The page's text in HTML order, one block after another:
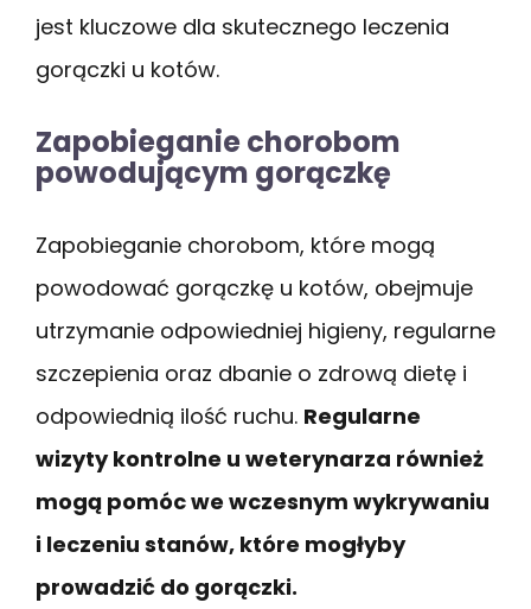
jest kluczowe dla skutecznego leczenia
gorączki u kotów.
Zapobieganie chorobom
powodującym gorączkę
Zapobieganie chorobom, które mogą
powodować gorączkę u kotów, obejmuje
utrzymanie odpowiedniej higieny, regularne
szczepienia oraz dbanie o zdrową dietę i
odpowiednią ilość ruchu. Regularne
wizyty kontrolne u weterynarza również
mogą pomóc we wczesnym wykrywaniu
i leczeniu stanów, które mogłyby
prowadzić do gorączki.